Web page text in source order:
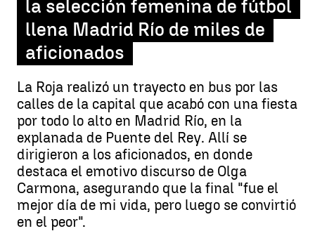
la selección femenina de fútbol
llena Madrid Río de miles de
aficionados
La Roja realizó un trayecto en bus por las
calles de la capital que acabó con una fiesta
por todo lo alto en Madrid Río, en la
explanada de Puente del Rey. Allí se
dirigieron a los aficionados, en donde
destaca el emotivo discurso de Olga
Carmona, asegurando que la final "fue el
mejor día de mi vida, pero luego se convirtió
en el peor".